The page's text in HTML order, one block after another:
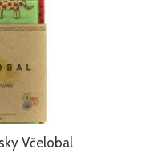
Včelobal